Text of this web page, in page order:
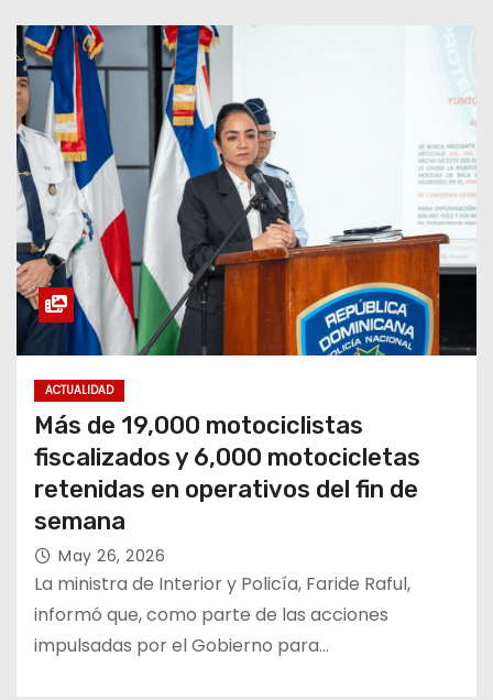
ACTUALIDAD
Más de 19,000 motociclistas
fiscalizados y 6,000 motocicletas
retenidas en operativos del fin de
semana
May 26, 2026
La ministra de Interior y Policía, Faride Raful,
informó que, como parte de las acciones
impulsadas por el Gobierno para…